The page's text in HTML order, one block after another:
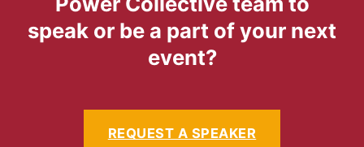
speak or be a part of your next
event?
REQUEST A SPEAKER